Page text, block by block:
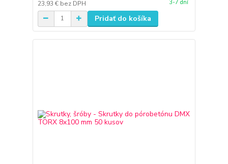
23,93 € bez DPH 3-7 dní
Pridať do košíka